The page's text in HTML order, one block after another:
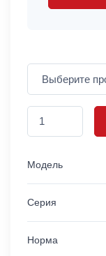
Модель
Серия
Норма